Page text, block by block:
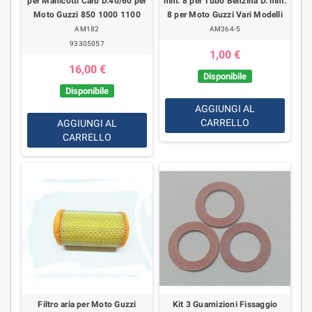
Moto Guzzi 850 1000 1100
AM182
93305057
16,00 €
Disponibile
AGGIUNGI AL
CARRELLO
8 per Moto Guzzi Vari Modelli
AM364-5
1,00 €
Disponibile
AGGIUNGI AL
CARRELLO
Filtro aria per Moto Guzzi Kit 3 Guarnizioni Fissaggio